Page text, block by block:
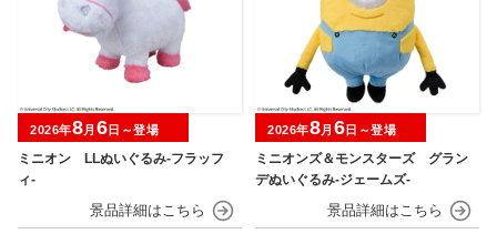
ミニオン LLぬいぐるみ‐フラッフ
ィ‐
2026年8月 6日～登場
ミニオンズ＆モンスターズ グラン
デぬいぐるみ‐ジェームズ‐
2026年8月 6日～登場